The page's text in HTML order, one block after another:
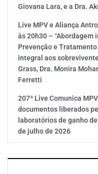
Giovana Lara, e a Dra.
Live MPV e Aliança
às 20h30 –
Prevenção e Tratamento
integral aos
Grass, Dra. Monira
Ferretti
207ª Live Comunica
documentos liberados
laboratórios de ganho
de julho de 2026